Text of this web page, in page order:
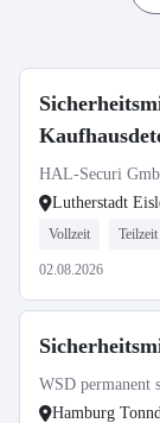
HAL-Securi
Lutherstadt
Vollzeit Teilzeit
02.08.2026
WSD permanent
Hamburg